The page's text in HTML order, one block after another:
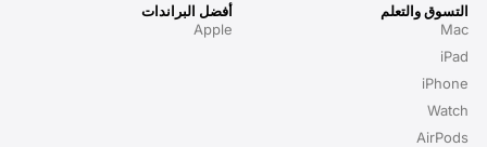
التسوق والتعلم
Mac
iPad
iPhone
Watch
AirPods
أفضل البراندات
Apple